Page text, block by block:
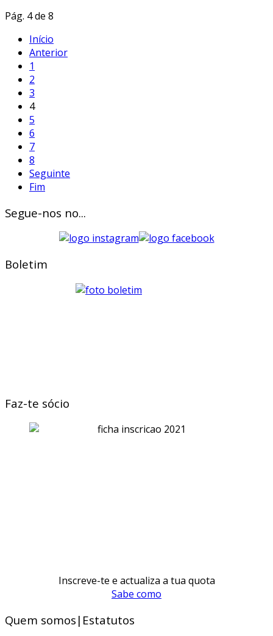
Pág. 4 de 8
Início
Anterior
1
2
3
4
5
6
7
8
Seguinte
Fim
Segue-nos no...
Boletim
Faz-te sócio
Inscreve-te e actualiza a tua quota
Sabe como
Quem somos|Estatutos